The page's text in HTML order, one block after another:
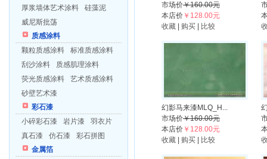
厚浆墙体艺术涂料
硅藻泥
威尼斯批荡
质感涂料
颗粒质感涂料
标准质感涂料
刮沙涂料
质感肌理涂料
荧光质感涂料
艺术质感涂料
砂壁艺术漆
彩石漆
小碎彩石漆
岩片漆
羽衣片
真石漆
仿石漆
彩石拼图
金属箔
市场价￥160.00元
本店价 ￥128.00元
收藏
购买 比较
幻影马来漆MLQ_H...
市场价￥160.00元
本店价 ￥128.00元
收藏
购买 比较